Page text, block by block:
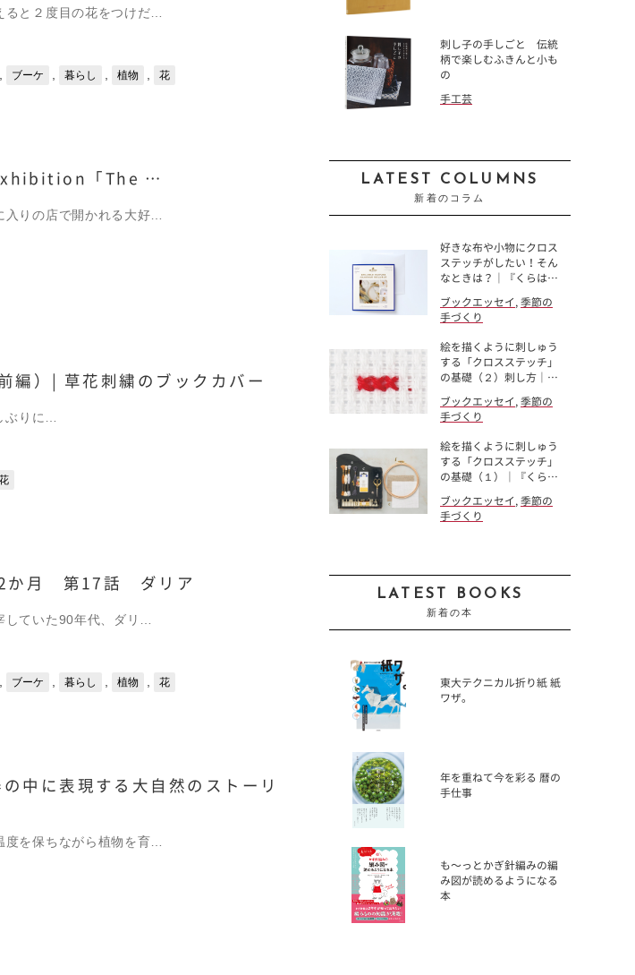
と２度目の花をつけだ…
ブーケ 暮らし 植物 花
「The …
りの店で開かれる大好…
）| 草花刺繍のブックカバー
ぶりに…
か月 第17話 ダリア
していた90年代、ダリ…
ブーケ 暮らし 植物 花
中に表現する大自然のストーリ
を保ちながら植物を育…
刺し子の手しごと 伝統
柄で楽しむふきんと小も
の
手工芸
LATEST COLUMNS
新着のコラム
好きな布や小物にクロス
ステッチがしたい！そん
なときは？｜『くらは…
ブックエッセイ
季節の
手づくり
絵を描くように刺しゅう
する「クロスステッチ」
の基礎（２）刺し方｜…
ブックエッセイ
季節の
手づくり
絵を描くように刺しゅう
する「クロスステッチ」
の基礎（１）｜『くら…
ブックエッセイ
季節の
手づくり
LATEST BOOKS
新着の本
東大テクニカル折り紙 紙
ワザ。
年を重ねて今を彩る 暦の
手仕事
も〜っとかぎ針編みの編
み図が読めるようになる
本